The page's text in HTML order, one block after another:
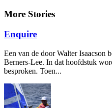
More Stories
Enquire
Een van de door Walter Isaacson
Berners-Lee. In dat hoofdstuk
besproken. Toen...